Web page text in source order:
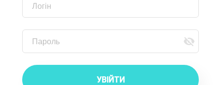
Логін
Пароль
УВІЙТИ